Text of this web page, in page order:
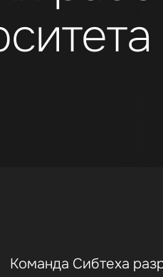
Команда Сибтеха